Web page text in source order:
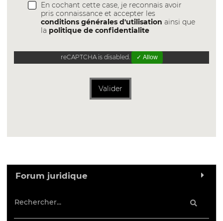
En cochant cette case, je reconnais avoir
pris connaissance et accepter les
conditions générales d'utilisation ainsi que
la politique de confidentialite
reCAPTCHA is disabled. ✓ Allow
Valider
Forum juridique